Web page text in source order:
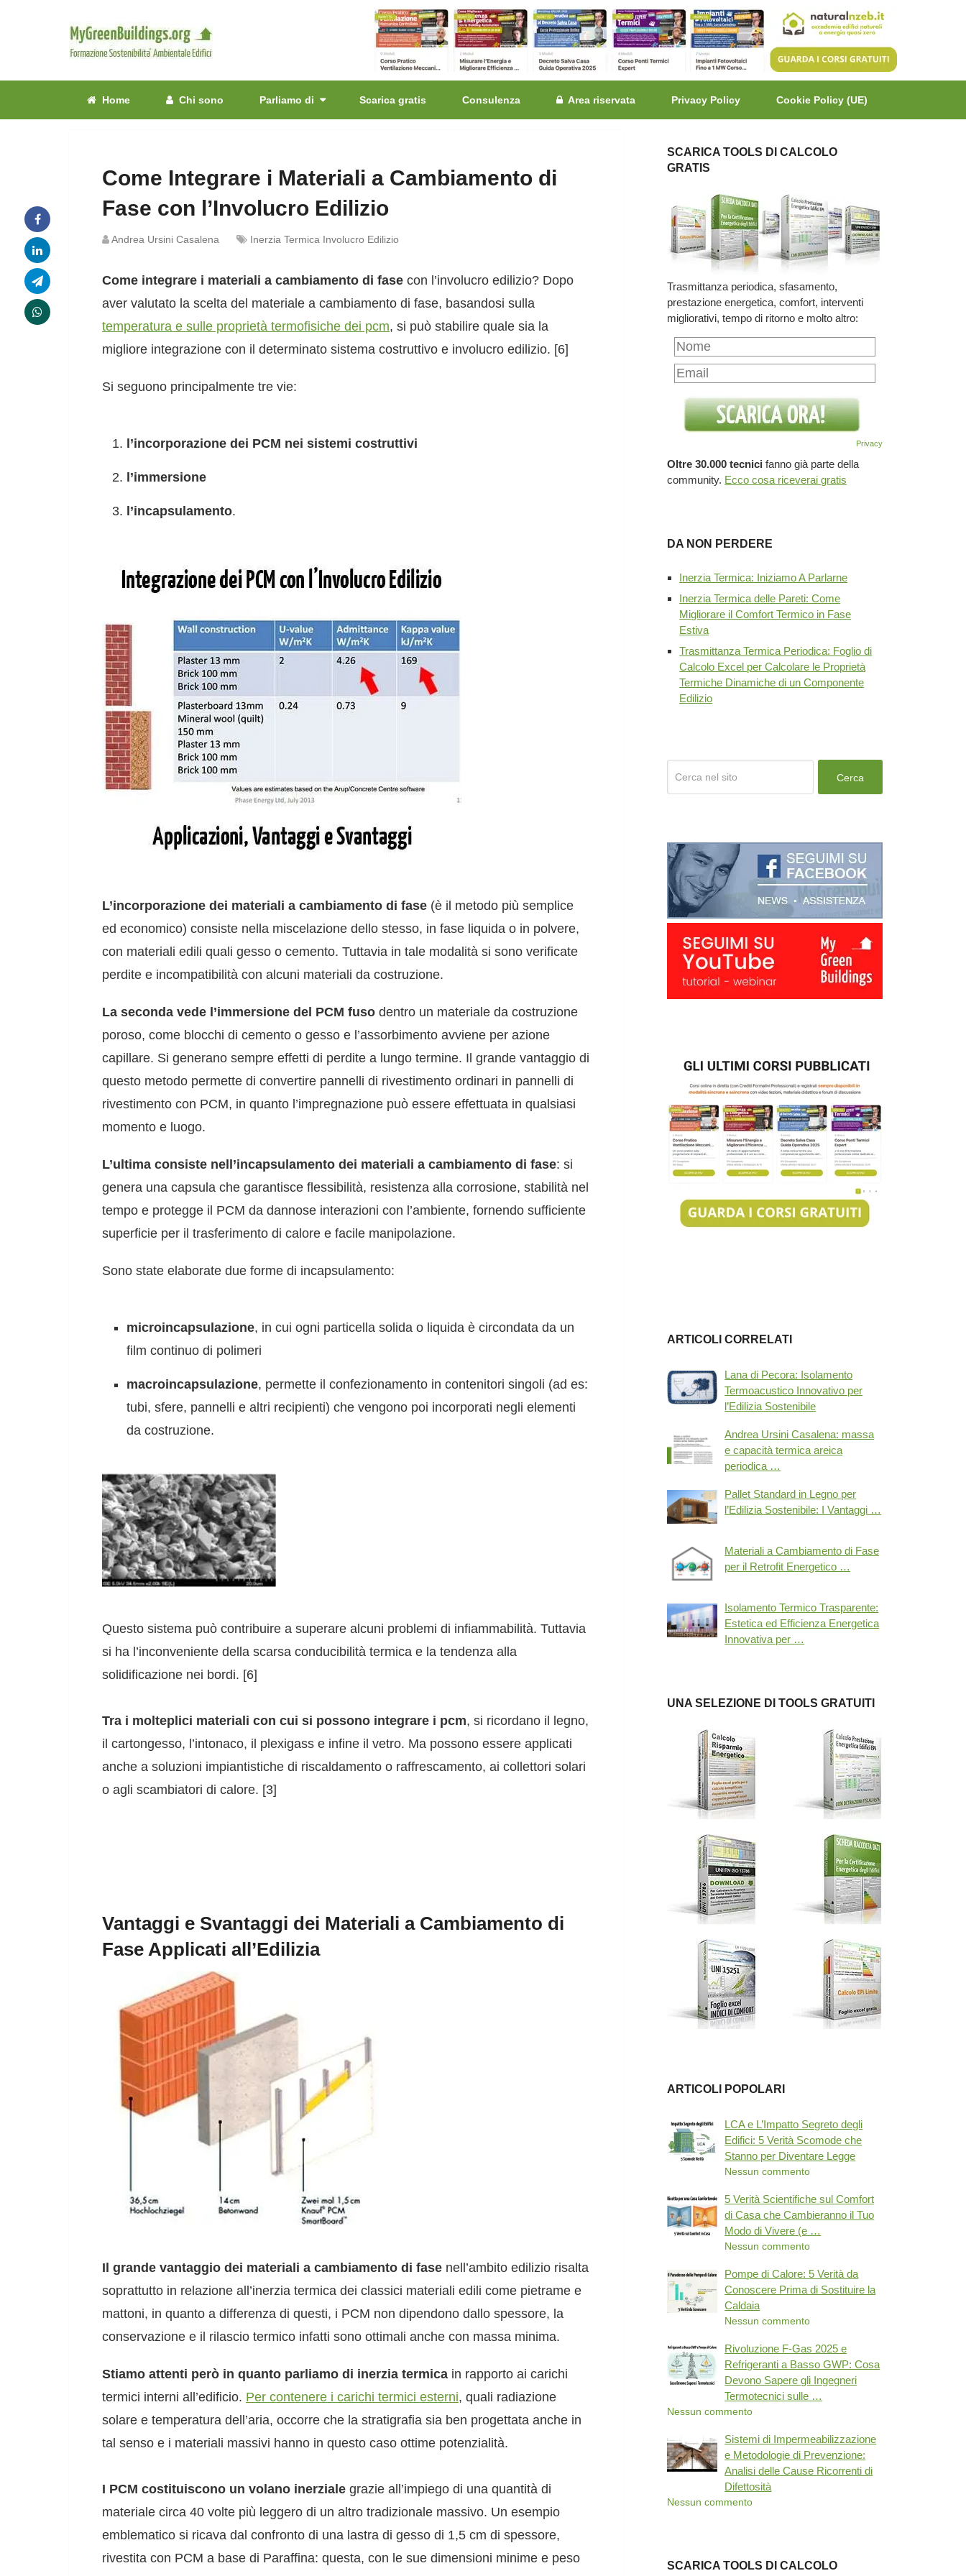
Home Chi sono Parliamo di Scarica gratis Consulenza Area riservata Privacy Policy Cookie Policy (UE)
Come Integrare i Materiali a Cambiamento di
Fase con l’Involucro Edilizio
Andrea Ursini Casalena Inerzia Termica Involucro Edilizio
Come integrare i materiali a cambiamento di fase con l’involucro edilizio? Dopo
aver valutato la scelta del materiale a cambiamento di fase, basandosi sulla
temperatura e sulle proprietà termofisiche dei pcm, si può stabilire quale sia la
migliore integrazione con il determinato sistema costruttivo e involucro edilizio. [6]
Si seguono principalmente tre vie:
l’incorporazione dei PCM nei sistemi costruttivi
l’immersione
l’incapsulamento.
L’incorporazione dei materiali a cambiamento di fase (è il metodo più semplice
ed economico) consiste nella miscelazione dello stesso, in fase liquida o in polvere,
con materiali edili quali gesso o cemento. Tuttavia in tale modalità si sono verificate
perdite e incompatibilità con alcuni materiali da costruzione.
La seconda vede l’immersione del PCM fuso dentro un materiale da costruzione
poroso, come blocchi di cemento o gesso e l’assorbimento avviene per azione
capillare. Si generano sempre effetti di perdite a lungo termine. Il grande vantaggio di
questo metodo permette di convertire pannelli di rivestimento ordinari in pannelli di
rivestimento con PCM, in quanto l’impregnazione può essere effettuata in qualsiasi
momento e luogo.
L’ultima consiste nell’incapsulamento dei materiali a cambiamento di fase: si
genera una capsula che garantisce flessibilità, resistenza alla corrosione, stabilità nel
tempo e protegge il PCM da dannose interazioni con l’ambiente, fornendo sufficiente
superficie per il trasferimento di calore e facile manipolazione.
Sono state elaborate due forme di incapsulamento:
microincapsulazione, in cui ogni particella solida o liquida è circondata da un
film continuo di polimeri
macroincapsulazione, permette il confezionamento in contenitori singoli (ad es:
tubi, sfere, pannelli e altri recipienti) che vengono poi incorporati negli elementi
da costruzione.
Questo sistema può contribuire a superare alcuni problemi di infiammabilità. Tuttavia
si ha l’inconveniente della scarsa conducibilità termica e la tendenza alla
solidificazione nei bordi. [6]
Tra i molteplici materiali con cui si possono integrare i pcm, si ricordano il legno,
il cartongesso, l’intonaco, il plexigass e infine il vetro. Ma possono essere applicati
anche a soluzioni impiantistiche di riscaldamento o raffrescamento, ai collettori solari
o agli scambiatori di calore. [3]
Vantaggi e Svantaggi dei Materiali a Cambiamento di
Fase Applicati all’Edilizia
Il grande vantaggio dei materiali a cambiamento di fase nell’ambito edilizio risalta
soprattutto in relazione all’inerzia termica dei classici materiali edili come pietrame e
mattoni, in quanto a differenza di questi, i PCM non dipendono dallo spessore, la
conservazione e il rilascio termico infatti sono ottimali anche con massa minima.
Stiamo attenti però in quanto parliamo di inerzia termica in rapporto ai carichi
termici interni all’edificio. Per contenere i carichi termici esterni, quali radiazione
solare e temperatura dell’aria, occorre che la stratigrafia sia ben progettata anche in
tal senso e i materiali massivi hanno in questo caso ottime potenzialità.
I PCM costituiscono un volano inerziale grazie all’impiego di una quantità di
materiale circa 40 volte più leggero di un altro tradizionale massivo. Un esempio
emblematico si ricava dal confronto di una lastra di gesso di 1,5 cm di spessore,
rivestita con PCM a base di Paraffina: questa, con le sue dimensioni minime e peso
SCARICA TOOLS DI CALCOLO
GRATIS
Trasmittanza periodica, sfasamento,
prestazione energetica, comfort, interventi
migliorativi, tempo di ritorno e molto altro:
Privacy
Oltre 30.000 tecnici fanno già parte della
community. Ecco cosa riceverai gratis
DA NON PERDERE
Inerzia Termica: Iniziamo A Parlarne
Inerzia Termica delle Pareti: Come
Migliorare il Comfort Termico in Fase
Estiva
Trasmittanza Termica Periodica: Foglio di
Calcolo Excel per Calcolare le Proprietà
Termiche Dinamiche di un Componente
Edilizio
Cerca
ARTICOLI CORRELATI
Lana di Pecora: Isolamento
Termoacustico Innovativo per
l’Edilizia Sostenibile
Andrea Ursini Casalena: massa
e capacità termica areica
periodica …
Pallet Standard in Legno per
l’Edilizia Sostenibile: I Vantaggi …
Materiali a Cambiamento di Fase
per il Retrofit Energetico …
Isolamento Termico Trasparente:
Estetica ed Efficienza Energetica
Innovativa per …
UNA SELEZIONE DI TOOLS GRATUITI
ARTICOLI POPOLARI
LCA e L’Impatto Segreto degli
Edifici: 5 Verità Scomode che
Stanno per Diventare Legge
Nessun commento
5 Verità Scientifiche sul Comfort
di Casa che Cambieranno il Tuo
Modo di Vivere (e …
Nessun commento
Pompe di Calore: 5 Verità da
Conoscere Prima di Sostituire la
Caldaia
Nessun commento
Rivoluzione F-Gas 2025 e
Refrigeranti a Basso GWP: Cosa
Devono Sapere gli Ingegneri
Termotecnici sulle …
Nessun commento
Sistemi di Impermeabilizzazione
e Metodologie di Prevenzione:
Analisi delle Cause Ricorrenti di
Difettosità
Nessun commento
SCARICA TOOLS DI CALCOLO